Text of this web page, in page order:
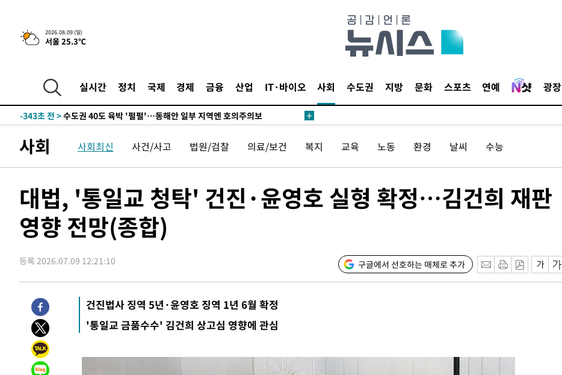
2026.08.09 (일)
서울 25.3℃
실시간 정치 국제 경제 금융 산업 IT·바이오 사회 수도권 지방 문화 스포츠 연예 광장
래 44.56%
-8048초 전 >[속보]與 대표 경선 제주·인천 당원투표…金 47.75%·鄭 42.08%·
宋 10.17%
-7582초 전 >이강인 "아틀레티코 이적 기뻐…등번호 7번 의미보단 팀 위해 뛸 것"
-1291초 전 >
낮 최고 35도 '무더위'…동해안 시간당 30㎜ '강한 비'[내일날씨]
-561초 전 >
티코 이적"
-343초 전 >수도권 40도 육박 '펄펄'…동해안 일부 지역엔 호의주의보
1시간 전 >
강릉에 시간당 81.4㎜ 물폭탄…도로 잠기고 담벼락 붕괴
2시간 전 >백운산서 80년근 천종산삼 9뿌리 발견…감정가 1.3억원
4시간 전 >남자 농구, 나고야 아시안게임서 '홈팀' 일본과 한일전
4시간 전 >여수 오동도 해상서 모터보트 전복…1명 사망·1명 실종
5시간 전 >극한폭염 한풀 꺾이지만…'낮 최고 35도' 무더위, 열대야 계속[다음주
6시간 전 >[속보]'압수수색·성접대 논란' 축구협회 "실망과 걱정 안겨드려 죄송"
9시간 전 >'최고 37도' 폭염 지속…강원동해안 최대 150㎜ 비
11시간 전 >
[속보]뉴욕증시 상승 마감…S&P 0.6% 나스닥 1.3%↑
-17786초 전 >
이란 "호르무즈 재개방 합의 근접…美 배상 선행돼야"
-8833초 전 >
[속보]與최고위원 제주·인천 순회경선…박선원·최민희·서미화·한
민수·김용 순
-8786초 전 >
래 44.56%
-8068초 전 >
[속보]與 대표 경선 제주·인천 당원투표…金 47.75%·鄭 42.08%·
사회 사회최신 사건/사고 법원/검찰 의료/보건 복지 교육 노동 환경 날씨 수능
대법, '통일교 청탁' 건진·윤영호 실형 확정…김건희 재판
영향 전망(종합)
등록 2026.07.09 12:21:10 구글에서 선호하는 매체로 추가
건진법사 징역 5년·윤영호 징역 1년 6월 확정
'통일교 금품수수' 김건희 상고심 영향에 관심